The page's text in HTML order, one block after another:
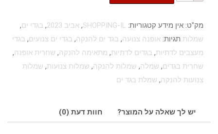
מק"ט: אין מידע קטגוריות: SHOPPING-IL
, אביב 2023 , בגדי ים,
שמלות תגיות: אופנה צנועה, בגד ים להנקה, בגדי ים צנועים, בגדי
מעצבים לדתיות, בגדים לדתיות, מתאימה להנקה, שחרית אופנה,
שחרית בגדים, שמלה, שמלות להנקה, שמלות צנועות, שמלות
צנועות להנקה, שמלת בגד ים
יש לך שאלה על המוצר? חוות דעת (0)